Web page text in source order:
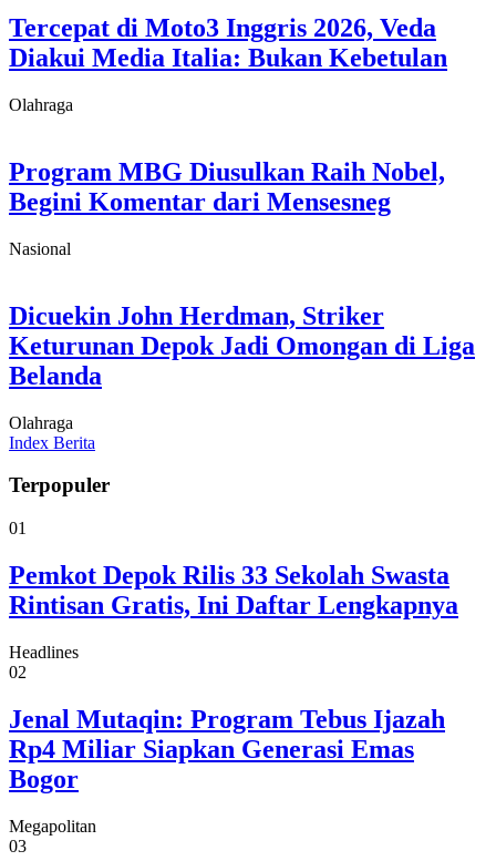
Tercepat di Moto3 Inggris 2026, Veda
Diakui Media Italia: Bukan Kebetulan
Olahraga
Program MBG Diusulkan Raih Nobel,
Begini Komentar dari Mensesneg
Nasional
Dicuekin John Herdman, Striker
Keturunan Depok Jadi Omongan di Liga
Belanda
Olahraga
Index Berita
Terpopuler
01
Pemkot Depok Rilis 33 Sekolah Swasta
Rintisan Gratis, Ini Daftar Lengkapnya
Headlines
02
Jenal Mutaqin: Program Tebus Ijazah
Rp4 Miliar Siapkan Generasi Emas
Bogor
Megapolitan
03